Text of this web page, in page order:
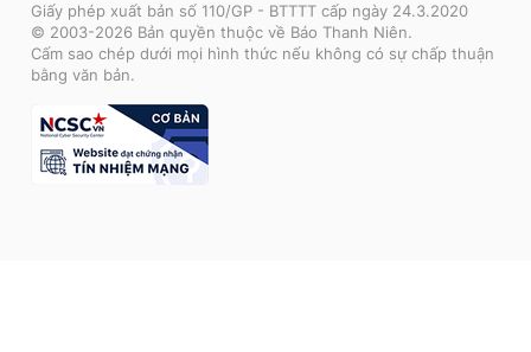
Giấy phép xuất bản số 110/GP - BTTTT cấp ngày 24.3.2020
© 2003-2026 Bản quyền thuộc về Báo Thanh Niên.
Cấm sao chép dưới mọi hình thức nếu không có sự chấp thuận
bằng văn bản.